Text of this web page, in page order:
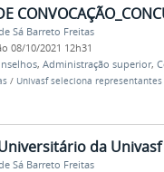
Sá Barreto Freitas
08/10/2021 12h31
, Administração superior,
/ Univasf seleciona
da
Sá Barreto Freitas